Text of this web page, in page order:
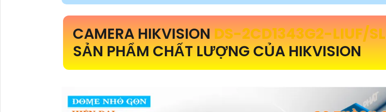
CAMERA HIKVISIONDS-2CD1343G2-LIUF/SL
SẢN PHẨM CHẤT LƯỢNG CỦA HIKVISION